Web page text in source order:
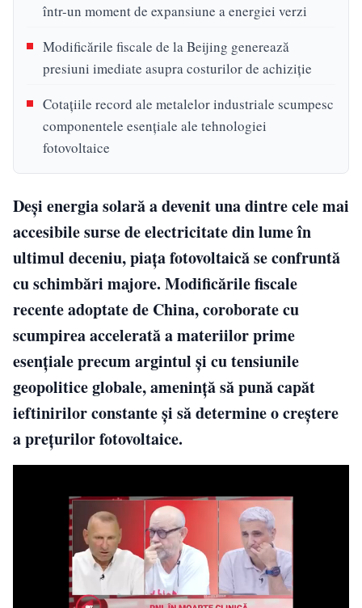
într-un moment de expansiune a energiei verzi
Modificările fiscale de la Beijing generează
presiuni imediate asupra costurilor de achiziție
Cotațiile record ale metalelor industriale scumpesc
componentele esențiale ale tehnologiei
fotovoltaice
Deși energia solară a devenit una dintre cele mai
accesibile surse de electricitate din lume în
ultimul deceniu, piața fotovoltaică se confruntă
cu schimbări majore. Modificările fiscale
recente adoptate de China, coroborate cu
scumpirea accelerată a materiilor prime
esențiale precum argintul și cu tensiunile
geopolitice globale, amenință să pună capăt
ieftinirilor constante și să determine o creștere
a prețurilor fotovoltaice.